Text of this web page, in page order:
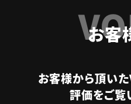
お客
お客様から頂い
評価をご覧